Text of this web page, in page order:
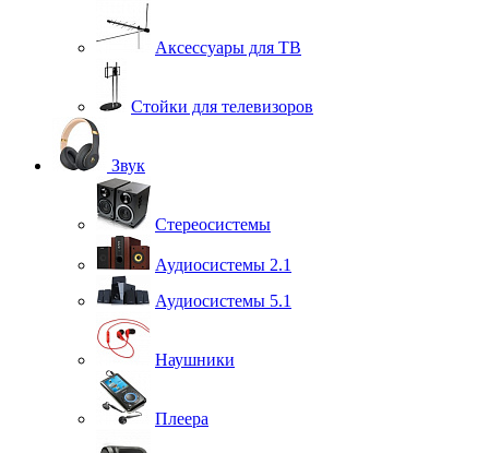
Аксессуары для ТВ
Стойки для телевизоров
Звук
Стереосистемы
Аудиосистемы 2.1
Аудиосистемы 5.1
Наушники
Плеера